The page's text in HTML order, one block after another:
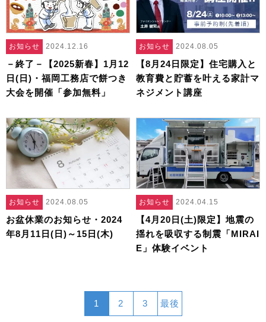
お知らせ 2024.12.16
－終了－【2025新春】1月12
日(日)・福岡工務店で餅つき
大会を開催「参加無料」
お知らせ 2024.08.05
【8月24日限定】住宅購入と
教育費と貯蓄を叶える家計マ
ネジメント講座
お知らせ 2024.08.05
お盆休業のお知らせ・2024
年8月11日(日)～15日(木)
お知らせ 2024.04.15
【4月20日(土)限定】地震の
揺れを吸収する制震「MIRAI
E」体験イベント
1 2 3 最後